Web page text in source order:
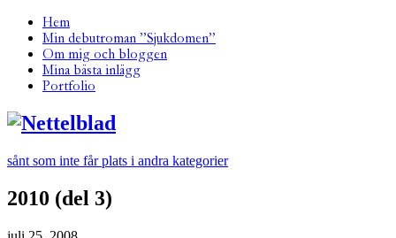
Hem
Min debutroman ”Sjukdomen”
Om mig och bloggen
Mina bästa inlägg
Portfolio
sånt som inte får plats i andra kategorier
2010 (del 3)